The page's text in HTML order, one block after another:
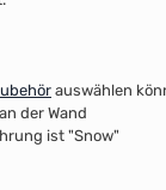
auswählen
der Wand
ist "Snow"